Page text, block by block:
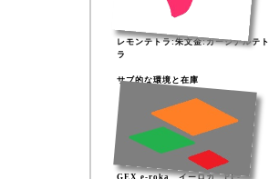
レモンテトラ:朱文金:カージナルテト
ラ
サブ的な環境と在庫
GEX e-roka イーロカ PF-